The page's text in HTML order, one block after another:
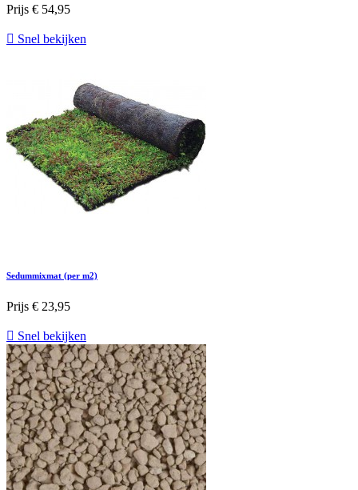
Prijs € 54,95
 Snel bekijken
Sedummixmat (per m2)
Prijs € 23,95
 Snel bekijken